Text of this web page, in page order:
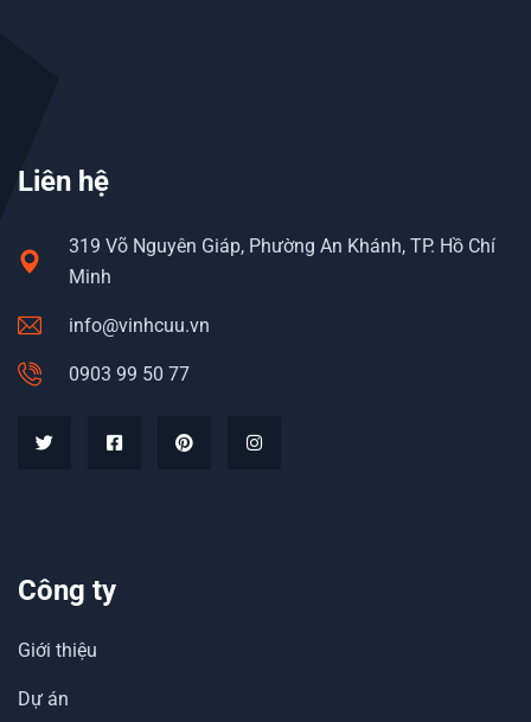
Liên hệ
319 Võ Nguyên Giáp, Phường An Khánh, TP. Hồ Chí
Minh
info@vinhcuu.vn
0903 99 50 77
Công ty
Giới thiệu
Dự án